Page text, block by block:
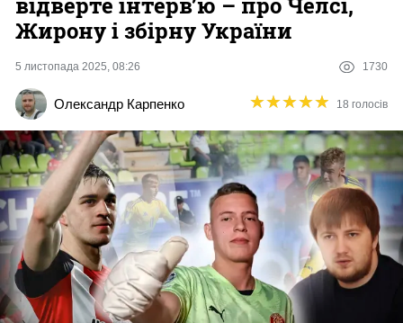
УПЛ
2 ліга
Різне
Букмекери
Казино
Жирону і збірну України
5 листопада 2025, 08:26 1730
Олександр Карпенко ★★★★★
★★★★★ 18 голосів